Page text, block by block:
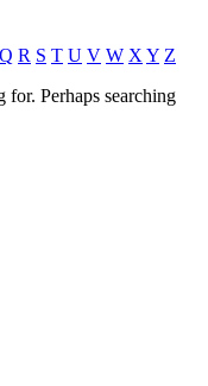
Q R S T U V W X Y Z
for. Perhaps searching